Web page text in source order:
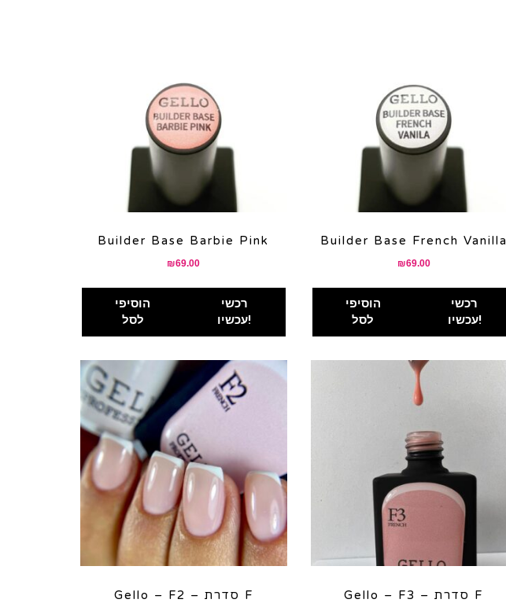
Builder Base Barbie Pink
₪69.00
הוסיפי
לסל
רכשי
עכשיו!
Builder Base French Vanilla
₪69.00
הוסיפי
לסל
רכשי
עכשיו!
Gello – F2 – סדרת F Gello – F3 – סדרת F